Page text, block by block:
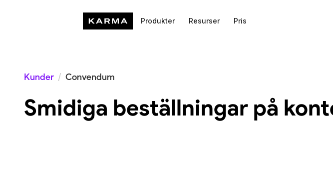
Produkter Resurser Pris
Kunder / Convendum
Smidiga beställningar på